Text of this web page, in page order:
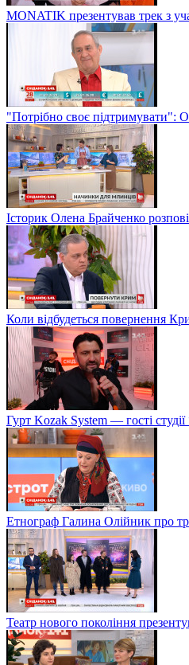
MONATIK презентував трек з
"Потрібно своє підтримувати":
Історик Олена Брайченко
Коли відбудеться повернення
Гурт Kozak System — гості
Етнограф Галина Олійник про
Театр нового покоління